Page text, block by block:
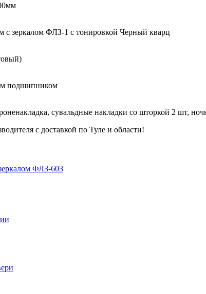
зеркалом ФЛЗ-1 с тонировкой Черный кварц
подшипником
сувальдные накладки со шторкой 2 шт,
с доставкой по Туле и области!
ФЛЗ-603